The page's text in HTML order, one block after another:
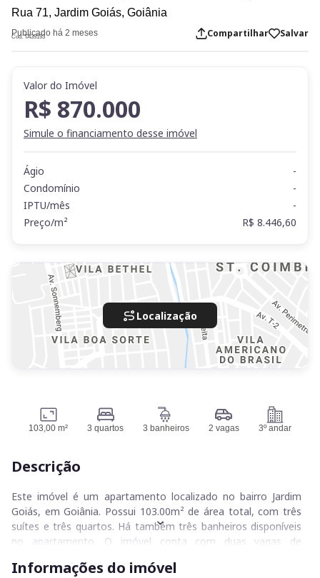
Rua 71, Jardim Goiás, Goiânia
Publicado há 2 meses
Cod. TA39193 Compartilhar Salvar
Valor do Imóvel
R$ 870.000
Simule o financiamento desse imóvel
Ágio
-
Condomínio
-
IPTU/mês
-
Preço/m²
R$ 8.446,60
Localização
103,00 m² 3 quartos 3 banheiros 2 vagas 3º andar
Descrição
Este imóvel é um apartamento localizado no bairro Jardim
Goiás, em Goiânia. Possui 103.00m² de área total, com três
suítes e três quartos. Há também três banheiros disponíveis
no apartamento. O imóvel conta com duas vagas de
Informações do imóvel